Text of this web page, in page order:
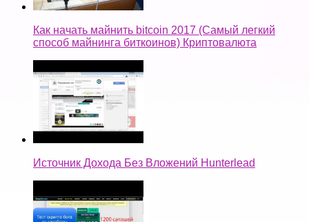
Как начать майнить bitcoin 2017 (Самый легкий
способ майнинга биткоинов) Криптовалюта
Источник Дохода Без Вложений Hunterlead